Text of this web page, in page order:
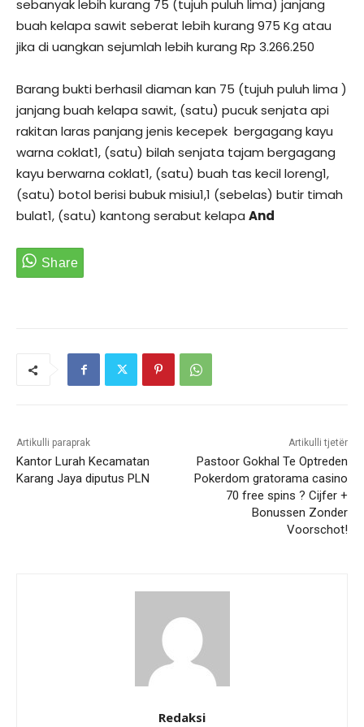
sebanyak lebih kurang 75 (tujuh puluh lima) janjang
buah kelapa sawit seberat lebih kurang 975 Kg atau
jika di uangkan sejumlah lebih kurang Rp 3.266.250
Barang bukti berhasil diaman kan 75 (tujuh puluh lima )
janjang buah kelapa sawit, (satu) pucuk senjata api
rakitan laras panjang jenis kecepek bergagang kayu
warna coklat1, (satu) bilah senjata tajam bergagang
kayu berwarna coklat1, (satu) buah tas kecil loreng1,
(satu) botol berisi bubuk misiu1,1 (sebelas) butir timah
bulat1, (satu) kantong serabut kelapa And
Artikulli paraprak
Kantor Lurah Kecamatan
Karang Jaya diputus PLN
Artikulli tjetër
Pastoor Gokhal Te Optreden
Pokerdom gratorama casino
70 free spins ? Cijfer +
Bonussen Zonder
Voorschot!
Redaksi